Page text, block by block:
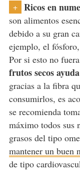
+ Ricos en
son alimentos
debido a su gran
ejemplo, el
Por si esto no
frutos secos
gracias a la fibra
consumirlos, es
se recomienda
máximo todos sus
grasos del tipo
mantener un buen
de tipo